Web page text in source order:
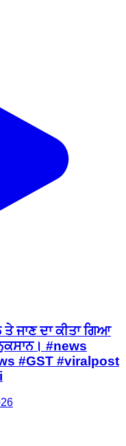
ਜਾਣ ਦਾ ਕੀਤਾ ਗਿਆ
#news
#GST #viralpost